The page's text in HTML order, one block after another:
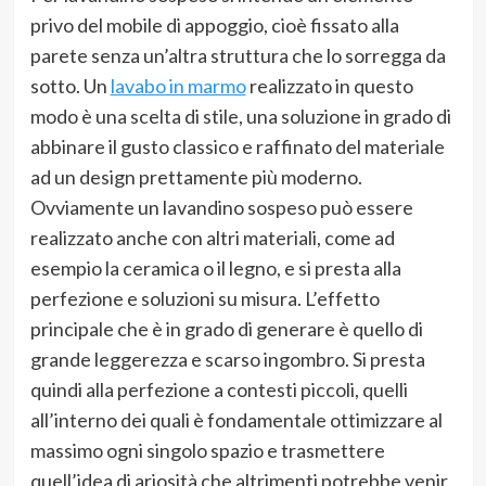
privo del mobile di appoggio, cioè fissato alla
parete senza un’altra struttura che lo sorregga da
sotto. Un lavabo in marmorealizzato in questo
modo è una scelta di stile, una soluzione in grado di
abbinare il gusto classico e raffinato del materiale
ad un design prettamente più moderno.
Ovviamente un lavandino sospeso può essere
realizzato anche con altri materiali, come ad
esempio la ceramica o il legno, e si presta alla
perfezione e soluzioni su misura. L’effetto
principale che è in grado di generare è quello di
grande leggerezza e scarso ingombro. Si presta
quindi alla perfezione a contesti piccoli, quelli
all’interno dei quali è fondamentale ottimizzare al
massimo ogni singolo spazio e trasmettere
quell’idea di ariosità che altrimenti potrebbe venir